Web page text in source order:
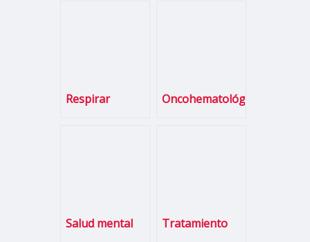
Respirar Oncohematológicas
Salud mental Tratamiento